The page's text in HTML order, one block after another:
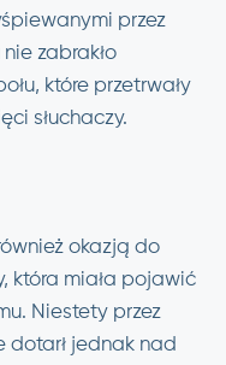
przez
zabrakło
które przetrwały
słuchaczy.
okazją do
która miała pojawić
Niestety przez
dotarł jednak nad